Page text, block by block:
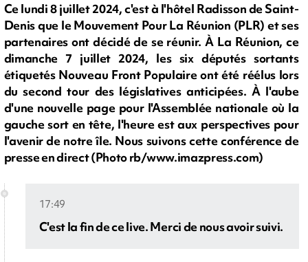
Ce lundi 8 juillet 2024, c'est à l'hôtel Radisson de Saint-
Denis que le Mouvement Pour La Réunion (PLR) et ses
partenaires ont décidé de se réunir. À La Réunion, ce
dimanche 7 juillet 2024, les six députés sortants
étiquetés Nouveau Front Populaire ont été réélus lors
du second tour des législatives anticipées. À l'aube
d'une nouvelle page pour l'Assemblée nationale où la
gauche sort en tête, l'heure est aux perspectives pour
l'avenir de notre île. Nous suivons cette conférence de
presse en direct (Photo rb/www.imazpress.com)
17:49
C'est la fin de ce live. Merci de nous avoir suivi.